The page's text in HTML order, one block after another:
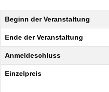
Beginn der Veranstaltung
Ende der Veranstaltung
Anmeldeschluss
Einzelpreis